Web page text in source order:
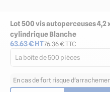
Lot 500 vis autoperceuses 4,2
cylindrique Blanche
63.63€ HT76.36€ TTC
La boîte de 500 pièces
En cas de fort risque